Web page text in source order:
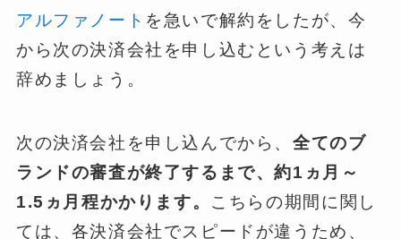
アルファノート を急いで解約をしたが、今
から次の決済会社を申し込むという考えは
辞めましょう。
次の決済会社を申し込んでから、全てのブ
ランドの審査が終了するまで、約1ヵ月～
1.5ヵ月程かかります。 こちらの期間に関し
ては、各決済会社でスピードが違うため、